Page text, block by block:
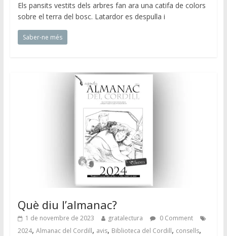
Els pansits vestits dels arbres fan ara una catifa de colors
sobre el terra del bosc. Latardor es despulla i
Saber-ne més
Què diu l’almanac?
1 de novembre de 2023 gratalectura
0 Comment
2024, Almanac del Cordill, avis, Biblioteca del Cordill, consells,